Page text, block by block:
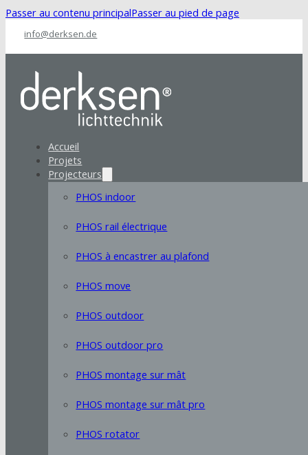
Passer au contenu principalPasser au pied de page
info@derksen.de
Accueil
Projets
Projecteurs
PHOS indoor
PHOS rail électrique
PHOS à encastrer au plafond
PHOS move
PHOS outdoor
PHOS outdoor pro
PHOS montage sur mât
PHOS montage sur mât pro
PHOS rotator